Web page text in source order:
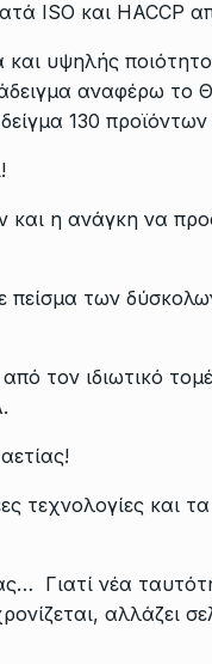
ISO και HACCP
υψηλής
αναφέρω
130
και η ανάγκη να
πείσμα των
τον ιδιωτικό
τεχνολογίες και
Γιατί νέα
αλλάζει